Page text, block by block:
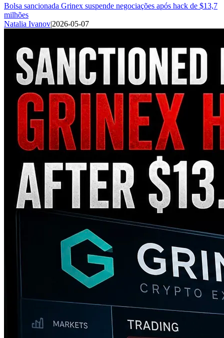
Bolsa sancionada Grinex suspende negociações após hack de $13,7
milhões
Natalia Ivanov|2026-05-07